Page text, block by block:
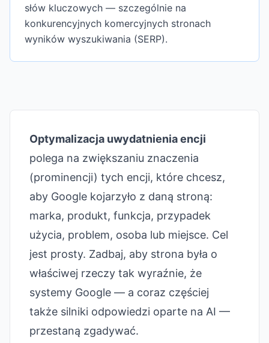
słów kluczowych — szczególnie na
konkurencyjnych komercyjnych stronach
wyników wyszukiwania (SERP).
Optymalizacja uwydatnienia encji
polega na zwiększaniu znaczenia
(prominencji) tych encji, które chcesz,
aby Google kojarzyło z daną stroną:
marka, produkt, funkcja, przypadek
użycia, problem, osoba lub miejsce. Cel
jest prosty. Zadbaj, aby strona była o
właściwej rzeczy tak wyraźnie, że
systemy Google — a coraz częściej
także silniki odpowiedzi oparte na AI —
przestaną zgadywać.